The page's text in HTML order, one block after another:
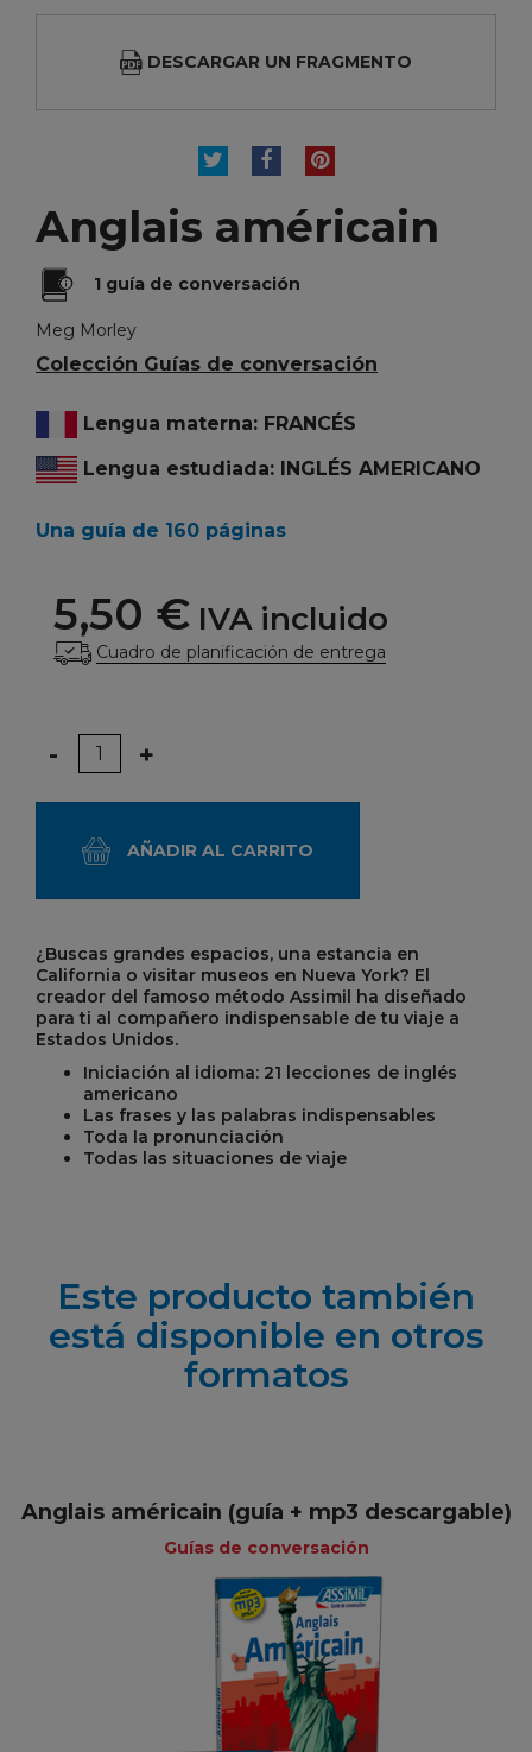
DESCARGAR UN FRAGMENTO
TUITEARCOMPARTIR
PINTEREST
Anglais américain
1 guía de conversación
Meg Morley
Colección Guías de conversación
Lengua materna: FRANCÉS
Lengua estudiada: INGLÉS AMERICANO
Una guía de 160 páginas
5,50 € IVA incluido
Cuadro de planificación de entrega
Cantidad
- +
AÑADIR AL CARRITO
¿Buscas grandes espacios, una estancia en
California o visitar museos en Nueva York? El
creador del famoso método Assimil ha diseñado
para ti al compañero indispensable de tu viaje a
Estados Unidos.
Iniciación al idioma: 21 lecciones de inglés
americano
Las frases y las palabras indispensables
Toda la pronunciación
Todas las situaciones de viaje
Este producto también
está disponible en otros
formatos
Anglais américain (guía + mp3 descargable)
Guías de conversación